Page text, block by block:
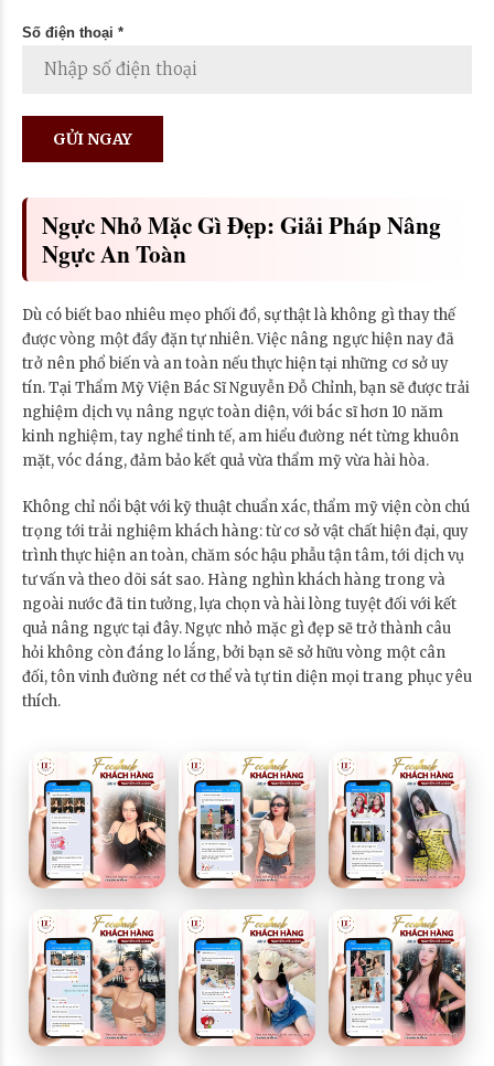
Số điện thoại *
Ngực Nhỏ Mặc Gì Đẹp: Giải Pháp Nâng
Ngực An Toàn
Dù có biết bao nhiêu mẹo phối đồ, sự thật là không gì thay thế
được vòng một đầy đặn tự nhiên. Việc nâng ngực hiện nay đã
trở nên phổ biến và an toàn nếu thực hiện tại những cơ sở uy
tín. Tại Thẩm Mỹ Viện Bác Sĩ Nguyễn Đỗ Chỉnh, bạn sẽ được trải
nghiệm dịch vụ nâng ngực toàn diện, với bác sĩ hơn 10 năm
kinh nghiệm, tay nghề tinh tế, am hiểu đường nét từng khuôn
mặt, vóc dáng, đảm bảo kết quả vừa thẩm mỹ vừa hài hòa.
Không chỉ nổi bật với kỹ thuật chuẩn xác, thẩm mỹ viện còn chú
trọng tới trải nghiệm khách hàng: từ cơ sở vật chất hiện đại, quy
trình thực hiện an toàn, chăm sóc hậu phẫu tận tâm, tới dịch vụ
tư vấn và theo dõi sát sao. Hàng nghìn khách hàng trong và
ngoài nước đã tin tưởng, lựa chọn và hài lòng tuyệt đối với kết
quả nâng ngực tại đây. Ngực nhỏ mặc gì đẹp sẽ trở thành câu
hỏi không còn đáng lo lắng, bởi bạn sẽ sở hữu vòng một cân
đối, tôn vinh đường nét cơ thể và tự tin diện mọi trang phục yêu
thích.